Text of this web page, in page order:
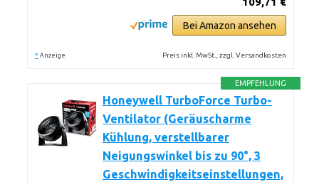
Bei Amazon ansehen
* Anzeige Preis inkl. MwSt., zzgl. Versandkosten
EMPFEHLUNG
Honeywell TurboForce Turbo-
Ventilator (Geräuscharme
Kühlung, verstellbarer
Neigungswinkel bis zu 90°, 3
Geschwindigkeitseinstellungen,